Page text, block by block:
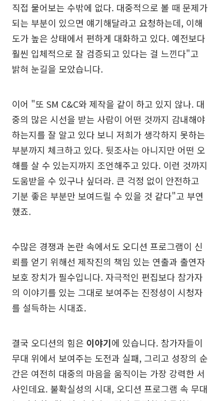
직접 물어보는 수밖에 없다. 대중적으로 볼 때 문제가
되는 부분이 있으면 얘기해달라고 요청하는데, 이해
도가 높은 상태에서 편하게 대화하고 있다. 예전보다
훨씬 입체적으로 잘 검증되고 있다는 걸 느낀다"고
밝혀 눈길을 모았습니다.
이어 "또 SM C&C와 제작을 같이 하고 있지 않나. 대
중의 많은 시선을 받는 사람이 어떤 것까지 감내해야
하는지를 잘 알고 있다 보니 저희가 생각하지 못하는
부분까지 체크하고 있다. 뒷조사는 아니지만 어떤 오
해를 살 수 있는지까지 조언해주고 있다. 이런 것까지
도움받을 수 있구나 싶더라. 큰 걱정 없이 안전하고
기분 좋은 부분만 보여드릴 수 있을 것 같다"고 부연
했죠.
수많은 경쟁과 논란 속에서도 오디션 프로그램이 신
뢰를 얻기 위해선 제작진의 책임 있는 연출과 출연자
보호 장치가 필수입니다. 자극적인 편집보다 참가자
의 이야기를 있는 그대로 보여주는 진정성이 시청자
를 설득하는 시대죠.
결국 오디션의 힘은 이야기에 있습니다. 참가자들이
무대 위에서 보여주는 도전과 실패, 그리고 성장의 순
간은 여전히 대중의 마음을 움직이는 가장 강력한 서
사인데요. 불확실성의 시대, 오디션 프로그램 속 무대